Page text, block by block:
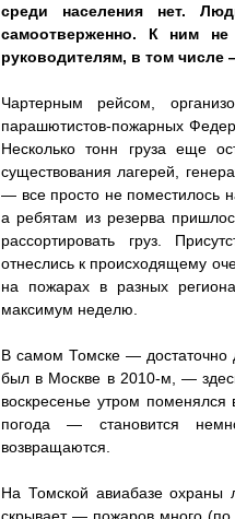
среди населения нет.
самоотверженно. К ним
руководителям, в том
Чартерным рейсом,
парашютистов-пожарных
Несколько тонн груза еще
существования лагерей,
— все просто не поместилось
а ребятам из резерва
рассортировать груз.
отнеслись к происходящему
на пожарах в разных
максимум неделю.
В самом Томске — достаточно
был в Москве в 2010-м, —
воскресенье утром
погода — становится
возвращаются.
На Томской авиабазе охраны
скрывает — пожаров много